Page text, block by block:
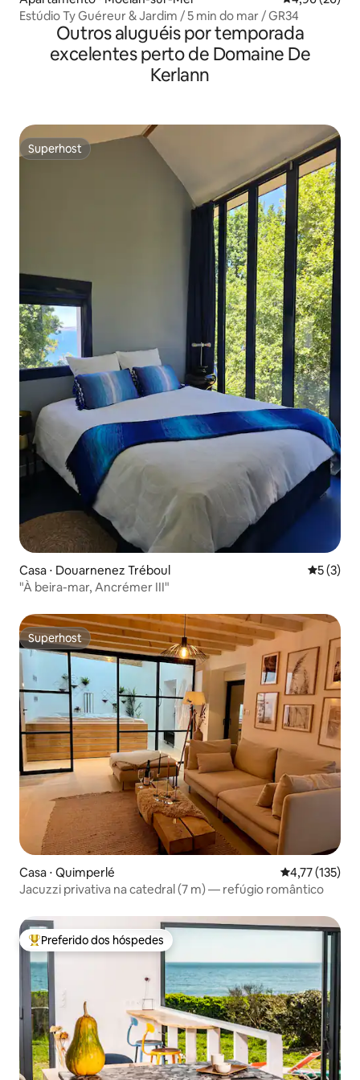
Estúdio Ty Guéreur & Jardim / 5 min do mar / GR34
Outros aluguéis por temporada
excelentes perto de Domaine De
Kerlann
Superhost
Superhost
Casa ⋅ Douarnenez Tréboul 5 de
5 (3)
"À beira-mar, Ancrémer III"
Superhost
Superhost
Casa ⋅ Quimperlé 4,77 de uma
4,77 (135)
Jacuzzi privativa na catedral (7 m) — refúgio romântico
Entre os melhores preferidos dos hóspedes
Preferido dos hóspedes